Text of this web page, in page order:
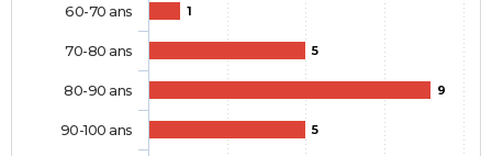
1
5
9
5
60-70 ans
70-80 ans
80-90 ans
90-100 ans